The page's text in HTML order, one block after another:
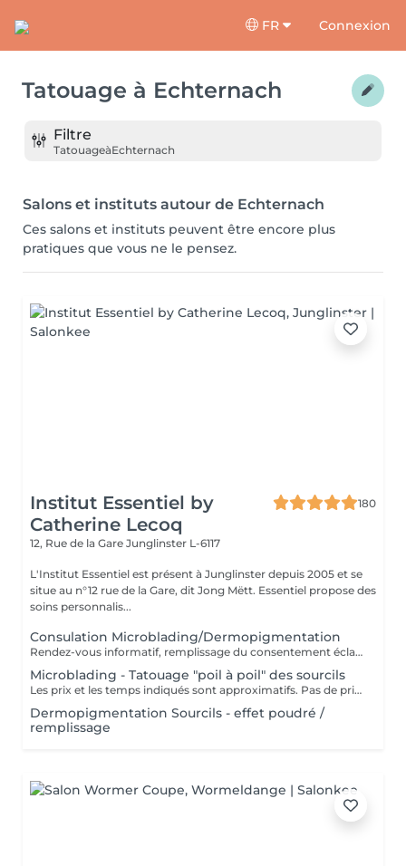
FR Connexion
Tatouage à Echternach
Filtre
TatouageàEchternach
Salons et instituts autour de Echternach
Ces salons et instituts peuvent être encore plus
pratiques que vous ne le pensez.
Institut Essentiel by
Catherine Lecoq
180
12, Rue de la Gare Junglinster L-6117
L'Institut Essentiel est présent à Junglinster depuis 2005 et se
situe au n°12 rue de la Gare, dit Jong Mëtt. Essentiel propose des
soins personnalis...
Consulation Microblading/Dermopigmentation
Rendez-vous informatif, remplissage du consentement éclairé pour la réalisation d'un acte de tatouage. Évaluation du tatouage à réaliser, choix de la technique la mieux adaptée. La consultation est considérée comme un acompte si prise de rendez-vous pour le tatouage endéans les 15 jours.
Microblading - Tatouage "poil à poil" des sourcils
Les prix et les temps indiqués sont approximatifs. Pas de prise de rendez-vous sans consultation préalable. Réservable en ligne ou par téléphone.
Dermopigmentation Sourcils - effet poudré /
remplissage